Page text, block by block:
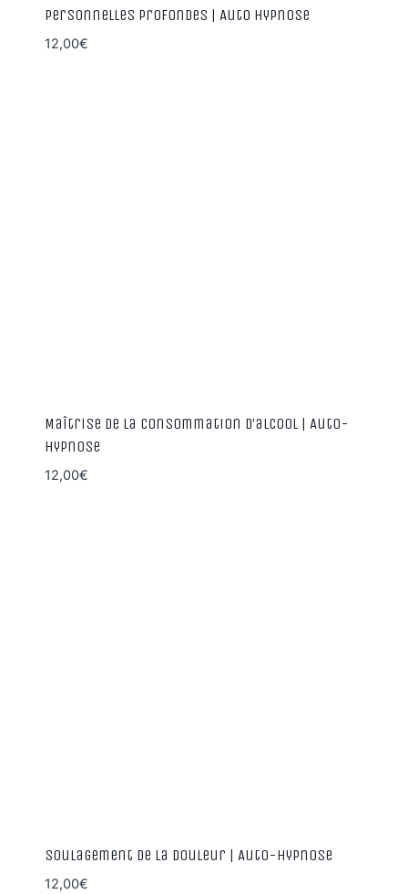
personnelles profondes | Auto hypnose
12,00€
Maîtrise de la consommation d’alcool | Auto-
Hypnose
12,00€
Soulagement de la douleur | Auto-Hypnose
12,00€